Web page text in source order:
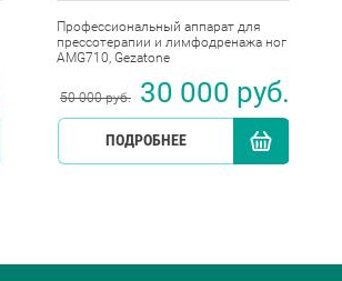
КУПИТЬ
Профессиональный аппарат для
прессотерапии и лимфодренажа ног
AMG710, Gezatone
50 000 руб. 30 000 руб.
ПОДРОБНЕЕ